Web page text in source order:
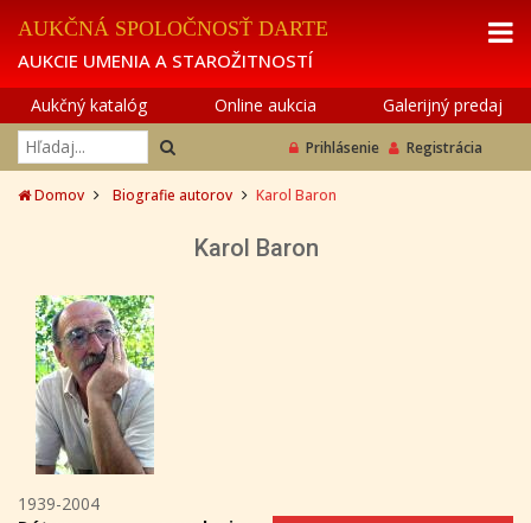
AUKČNÁ SPOLOČNOSŤ DARTE
AUKCIE UMENIA A STAROŽITNOSTÍ
Aukčný katalóg Online aukcia Galerijný predaj
Prihlásenie Registrácia
Domov Biografie autorov Karol Baron
Karol Baron
1939-2004